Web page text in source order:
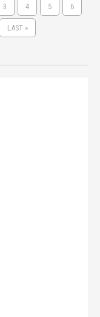
3 4 5 6
LAST »